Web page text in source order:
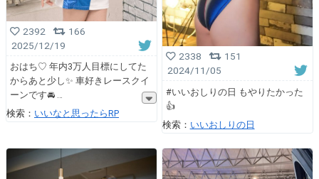
2392
166
2025/12/19
おはち♡ 年内3万人目標にしてた
からあと少し✨️ 車好きレースクイ
ーンです🚘
検索： いいなと思ったらRP
2338
151
2024/11/05
#いいおしりの日 もやりたかった
👍
検索： いいおしりの日